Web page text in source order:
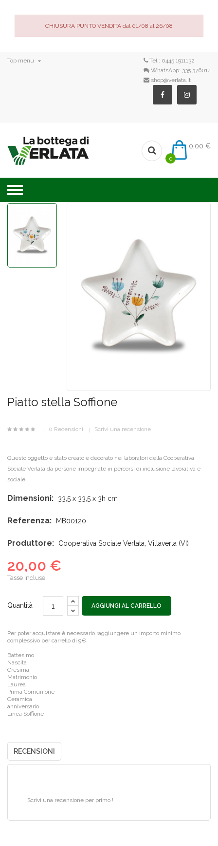
CHIUSURA PUNTO VENDITA dal 01/08 al 26/08
Top menu  Tel.: 0445 1911132
WhatsApp: 335 376014
shop@verlata.it
0,00 €
0
Piatto stella Soffione
0 Recensioni Scrivi una recensione
Questo oggetto è stato creato e decorato nei laboratori della Cooperativa
Sociale Verlata da persone impegnate in percorsi di inclusione lavorativa e
sociale.
Dimensioni: 33,5 x 33,5 x 3h cm
Referenza: MB00120
Produttore: Cooperativa Sociale Verlata, Villaverla (VI)
20,00 €
Tasse incluse
Quantità AGGIUNGI AL CARRELLO
Per poter acquistare è necessario raggiungere un importo minimo
complessivo per carrello di 9€.
Battesimo
Nascita
Cresima
Matrimonio
Laurea
Prima Comunione
Ceramica
anniversario
Linea Soffione
RECENSIONI
Scrivi una recensione per primo !